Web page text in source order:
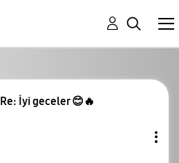
Re: İyi geceler 😊🔥